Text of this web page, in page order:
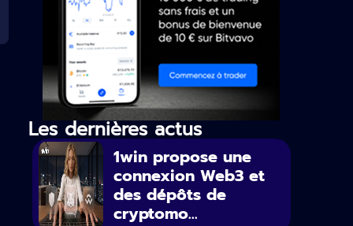
Les dernières actus
1win propose une
connexion Web3 et
des dépôts de
cryptomo...